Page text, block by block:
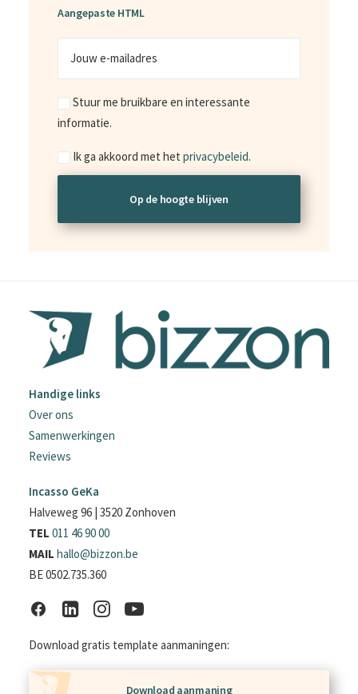
Aangepaste HTML
Marketing
Stuur me bruikbare en interessante
informatie.
Consent
Ik ga akkoord met het privacybeleid.
Handige links
Over ons
Samenwerkingen
Reviews
Incasso GeKa
Halveweg 96 | 3520 Zonhoven
TEL 011 46 90 00
MAIL hallo@bizzon.be
BE 0502.735.360
Download gratis template aanmaningen:
Download aanmaning